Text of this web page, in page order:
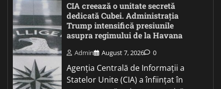
CIA creează o unitate secretă
dedicată Cubei. Administrația
Trump intensifică presiunile
asupra regimului de la Havana
Admin August 7, 2026 0
Agenția Centrală de Informații a
Statelor Unite (CIA) a înființat în